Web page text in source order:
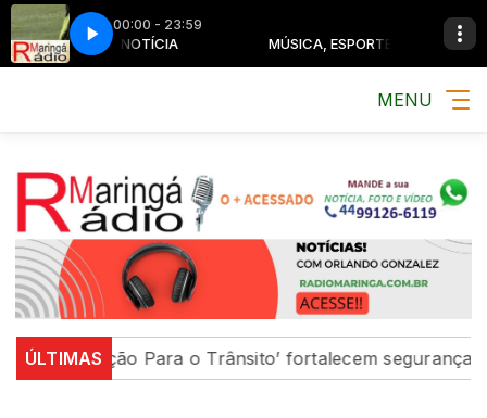
00:00 - 23:59
ESPORTE E NOTÍCIA MÚSICA, ESPORTE E NOTÍCIA
MENU
ÚLTIMASPara o Trânsito’ fortalecem segurança de